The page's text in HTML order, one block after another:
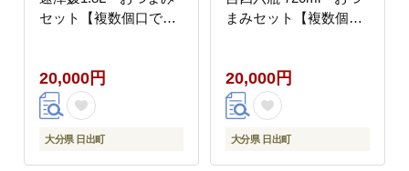
セット【複数個口で配
20,000円
大分県 日出町
まみセット【複数個口
20,000円
大分県 日出町